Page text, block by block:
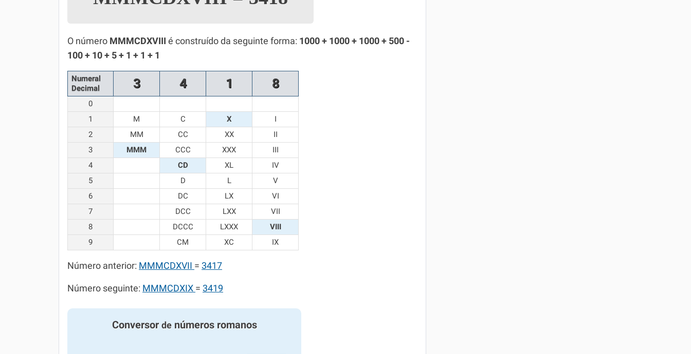
Química
Todos os Exercícios
O número MMMCDXVIII é construído da seguinte forma: 1000 + 1000 + 1000 + 500 -
100 + 10 + 5 + 1 + 1 + 1
Numeral
Decimal
3 4 1 8
0
1
M C X
I
2
MM CC XX
II
3
MMM CCC XXX
III
4
CD XL
IV
5
D L
V
6
DC LX
VI
7
DCC LXX
VII
8
DCCC LXXX
VIII
9
CM XC IX
Número anterior: MMMCDXVII = 3417
Número seguinte: MMMCDXIX = 3419
Conversor denúmeros romanos